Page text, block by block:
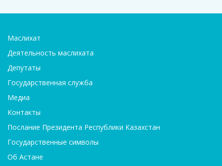
Маслихат
Деятельность маслихата
Депутаты
Государственная служба
Медиа
Контакты
Послание Президента Республики Казахстан
Государственные символы
Об Астане